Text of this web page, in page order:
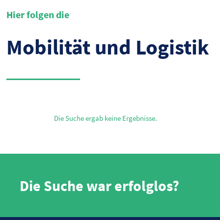
Hier folgen die
Mobilität und Logistik
Die Suche ergab keine Ergebnisse.
Die Suche war erfolglos?